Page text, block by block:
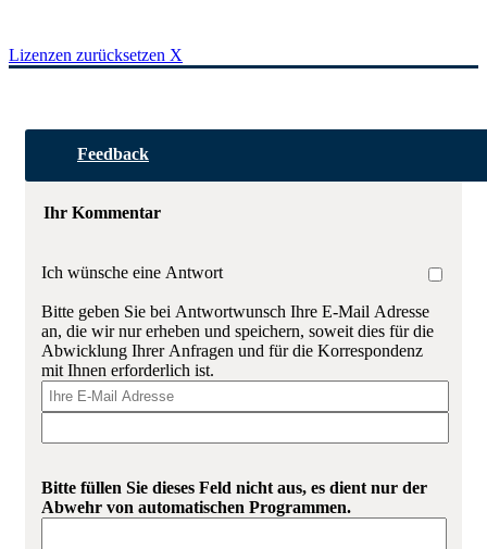
Lizenzen zurücksetzen X
Feedback
Ihr Kommentar
Ich wünsche eine Antwort
Bitte geben Sie bei Antwortwunsch Ihre E-Mail Adresse
an, die wir nur erheben und speichern, soweit dies für die
Abwicklung Ihrer Anfragen und für die Korrespondenz
mit Ihnen erforderlich ist.
Bitte füllen Sie dieses Feld nicht aus, es dient nur der
Abwehr von automatischen Programmen.